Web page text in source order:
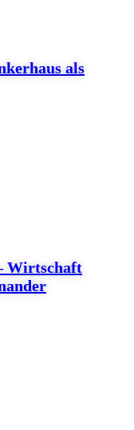
als
Wirtschaft